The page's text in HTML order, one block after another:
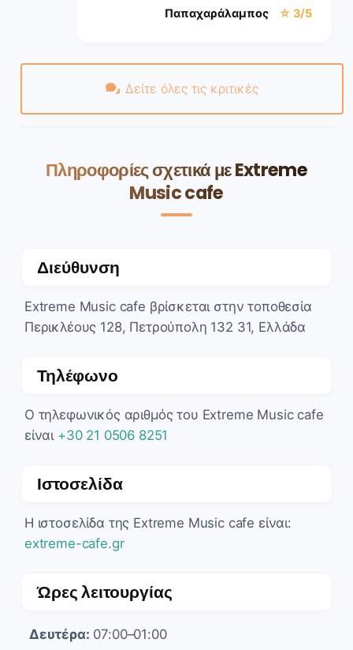
Παπαχαράλαμπος ☆ 3/5
Δείτε όλες τις κριτικές
Πληροφορίες σχετικά με Extreme
Music cafe
Διεύθυνση
Extreme Music cafe βρίσκεται στην τοποθεσία
Περικλέους 128, Πετρούπολη 132 31, Ελλάδα
Τηλέφωνο
Ο τηλεφωνικός αριθμός του Extreme Music cafe
είναι +30 21 0506 8251
Ιστοσελίδα
Η ιστοσελίδα της Extreme Music cafe είναι:
extreme-cafe.gr
Ώρες λειτουργίας
Δευτέρα: 07:00–01:00